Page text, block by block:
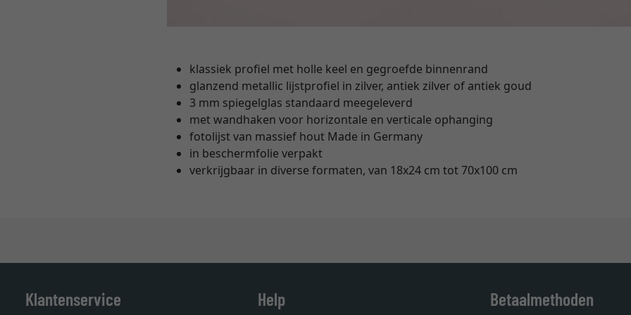
klassiek profiel met holle keel en gegroefde binnenrand
glanzend metallic lijstprofiel in zilver, antiek zilver of antiek goud
3 mm spiegelglas standaard meegeleverd
met wandhaken voor horizontale en verticale ophanging
fotolijst van massief hout Made in Germany
in beschermfolie verpakt
verkrijgbaar in diverse formaten, van 18x24 cm tot 70x100 cm
Klantenservice Help Betaalmethoden